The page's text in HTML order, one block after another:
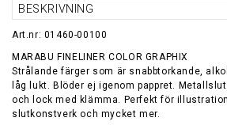
BESKRIVNING
Art.nr: 01460-00100
MARABU FINELINER COLOR GRAPHIX
Strålande färger som är snabbtorkande,
låg lukt. Blöder ej igenom pappret.
och lock med klämma. Perfekt för
slutkonstverk och mycket mer.